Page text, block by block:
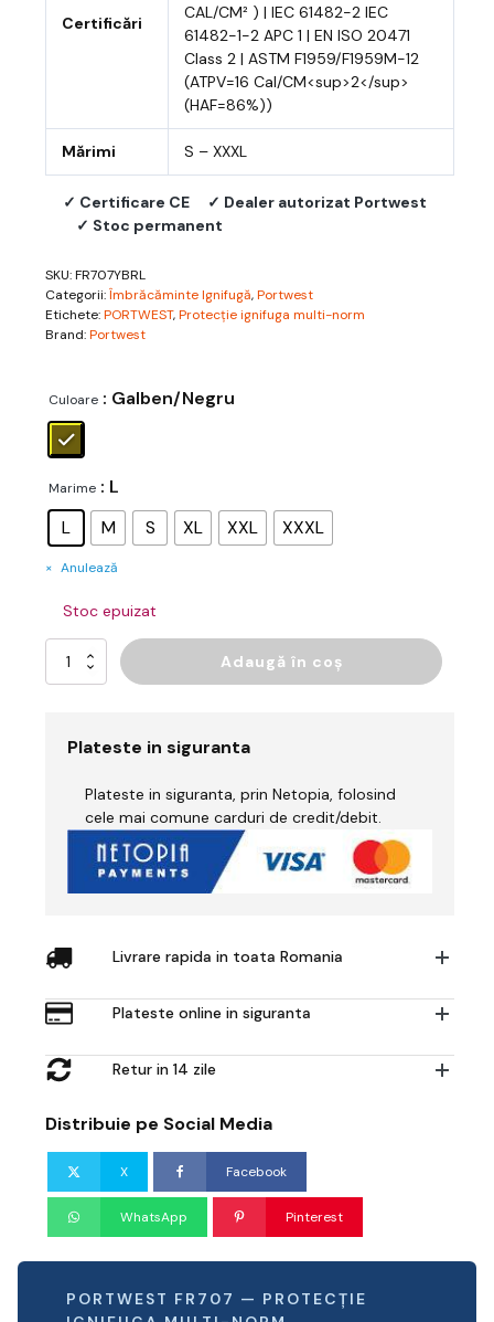
Certificări
CAL/CM² ) | IEC 61482-2 IEC
61482-1-2 APC 1 | EN ISO 20471
Class 2 | ASTM F1959/F1959M-12
(ATPV=16 Cal/CM<sup>2</sup>
(HAF=86%))
Mărimi S – XXXL
✓ Certificare CE
✓ Dealer autorizat Portwest
✓ Stoc permanent
SKU:FR707YBRL
Categorii:Îmbrăcăminte Ignifugă,Portwest
Etichete:PORTWEST,Protecție ignifuga multi-norm
Brand:Portwest
Culoare : Galben/Negru
Marime : L
L
M S XL XXL XXXL
Anulează
Stoc epuizat
Cantitate
Sweatshirt
Adaugă în coș
Plateste in siguranta
Plateste in siguranta, prin Netopia, folosind
cele mai comune carduri de credit/debit.
Livrare rapida in toata Romania
Plateste online in siguranta
Retur in 14 zile
Distribuie pe Social Media
X Facebook
WhatsApp Pinterest
PORTWEST FR707 — PROTECȚIE